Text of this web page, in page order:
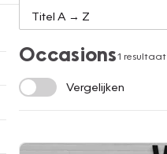
Occasions1 resultaat
Vergelijken